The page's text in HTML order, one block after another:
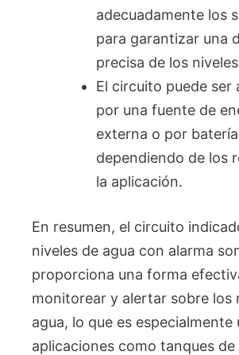
adecuadamente los
para garantizar una
precisa de los
El circuito puede ser
por una fuente de
externa o por
dependiendo de los
la aplicación.
En resumen, el circuito
niveles de agua con alarma
proporciona una forma
monitorear y alertar sobre los
agua, lo que es especialmente
aplicaciones como tanques de